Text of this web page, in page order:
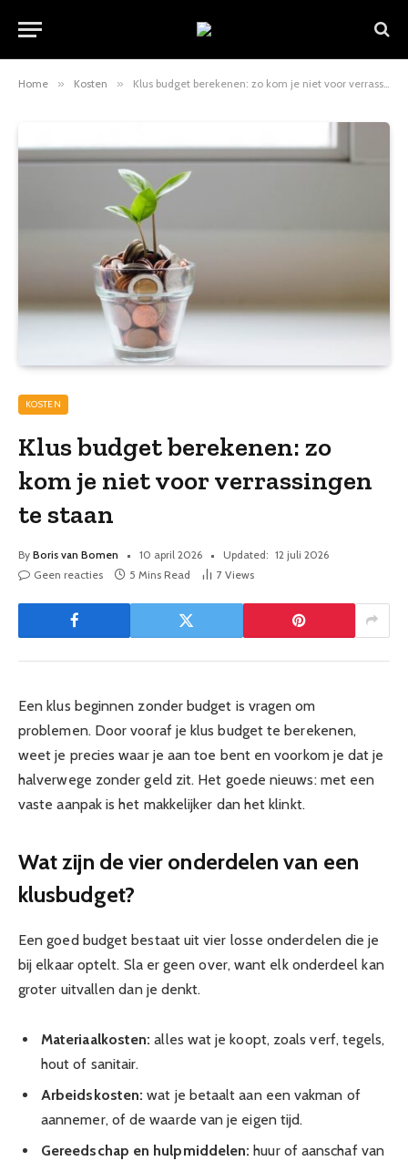
Home » Kosten » Klus budget berekenen: zo kom je niet voor verrassingen te staan
KOSTEN
Klus budget berekenen: zo
kom je niet voor verrassingen
te staan
By Boris van Bomen 10 april 2026 Updated: 12 juli 2026
Geen reacties
5 Mins Read 7 Views
Een klus beginnen zonder budget is vragen om
problemen. Door vooraf je klus budget te berekenen,
weet je precies waar je aan toe bent en voorkom je dat je
halverwege zonder geld zit. Het goede nieuws: met een
vaste aanpak is het makkelijker dan het klinkt.
Wat zijn de vier onderdelen van een
klusbudget?
Een goed budget bestaat uit vier losse onderdelen die je
bij elkaar optelt. Sla er geen over, want elk onderdeel kan
groter uitvallen dan je denkt.
Materiaalkosten: alles wat je koopt, zoals verf, tegels,
hout of sanitair.
Arbeidskosten: wat je betaalt aan een vakman of
aannemer, of de waarde van je eigen tijd.
Gereedschap en hulpmiddelen: huur of aanschaf van